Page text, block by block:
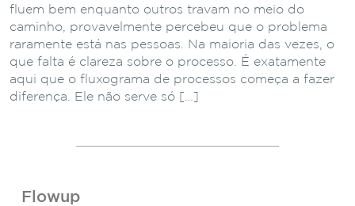
fluem bem enquanto outros travam no meio do
caminho, provavelmente percebeu que o problema
raramente está nas pessoas. Na maioria das vezes, o
que falta é clareza sobre o processo. É exatamente
aqui que o fluxograma de processos começa a fazer
diferença. Ele não serve só […]
Flowup